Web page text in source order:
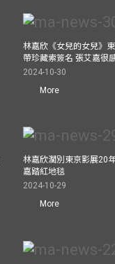
林嘉欣《女兒的女兒》
帶珍藏索簽名 張艾嘉很
2024-10-30
More
林嘉欣濶別東京影展20
嘉踏紅地毯
2024-10-29
More